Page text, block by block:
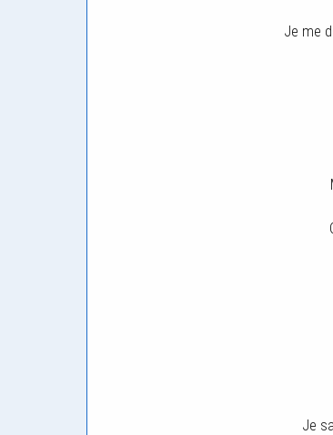
Je me
Je